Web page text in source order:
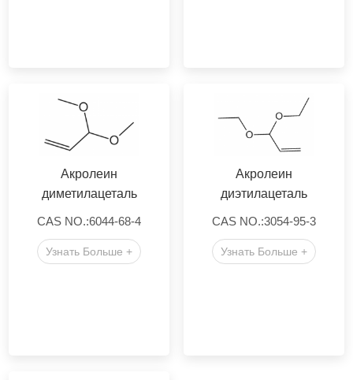
Акролеин
диметилацеталь
CAS NO.:6044-68-4
Узнать Больше +
Акролеин
диэтилацеталь
CAS NO.:3054-95-3
Узнать Больше +